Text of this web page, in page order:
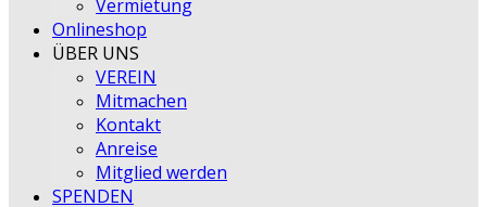
Vermietung
Onlineshop
ÜBER UNS
VEREIN
Mitmachen
Kontakt
Anreise
Mitglied werden
SPENDEN